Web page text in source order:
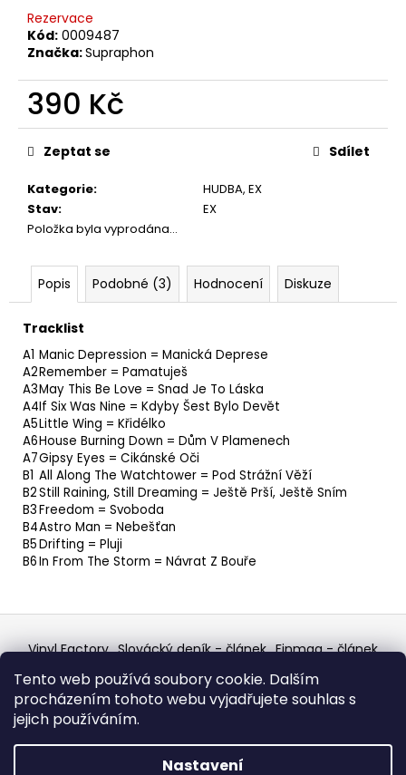
Tento web používá soubory cookie. Dalším
procházením tohoto webu vyjadřujete souhlas s
jejich používáním.
Nastavení
Rezervace
Kód: 0009487
Značka:Supraphon
390 Kč
Měrná
cena:
Kategorie: HUDBA, EX
Stav:
EX
Položka byla vyprodána…
Zeptat se Sdílet
Popis Podobné (3) Hodnocení Diskuze
Tracklist
A1 Manic Depression = Manická Deprese
A2Remember = Pamatuješ
A3May This Be Love = Snad Je To Láska
A4If Six Was Nine = Kdyby Šest Bylo Devět
A5Little Wing = Křidélko
A6House Burning Down = Dům V Plamenech
A7Gipsy Eyes = Cikánské Oči
B1 All Along The Watchtower = Pod Strážní Věží
B2Still Raining, Still Dreaming = Ještě Prší, Ještě Sním
B3Freedom = Svoboda
B4Astro Man = Nebešťan
B5Drifting = Pluji
B6In From The Storm = Návrat Z Bouře
e
m
e
TÖRR
–
ARMAGEDDON
350
Kč
Původně:
450
Z
á Vinyl Factory Slovácký deník - článek Finmag - článek
Discogs Profile Facebook výběr z hroznů
Top prodejce mincí Aukro
Vytvořil Shoptet